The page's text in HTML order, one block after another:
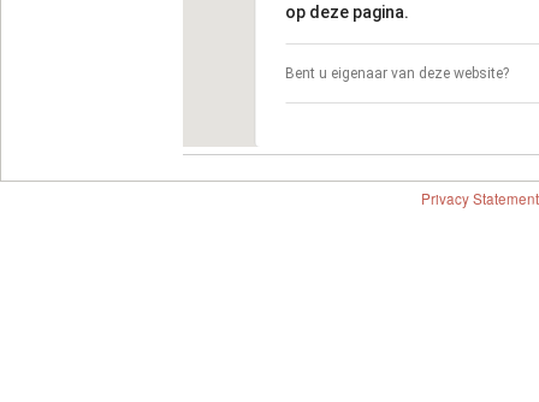
op deze pagina.
Bent u eigenaar van deze website?
Privacy Statement